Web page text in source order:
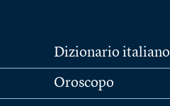
Dizionario italiano
Oroscopo